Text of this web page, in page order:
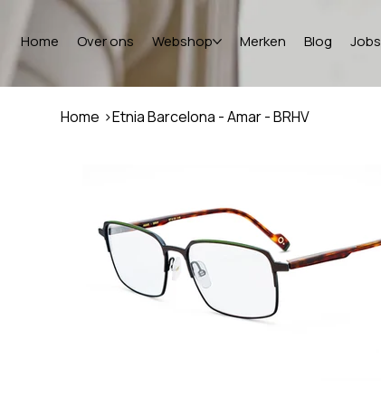
Home Over ons Webshop Merken Blog Jobs
Home >Etnia Barcelona - Amar - BRHV